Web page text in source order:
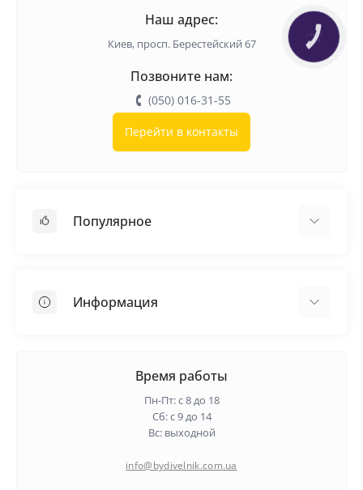
Наш адрес:
Киев, просп. Берестейский 67
Позвоните нам:
(050) 016-31-55
Перейти в контакты
Популярное
Самовыравнивающая смесь
Информация
Политика конфиденциальности
Время работы
Пн-Пт: с 8 до 18
Сб: с 9 до 14
Вс: выходной
info@bydivelnik.com.ua
КНОПКА
ЗВ'ЯЗКУ